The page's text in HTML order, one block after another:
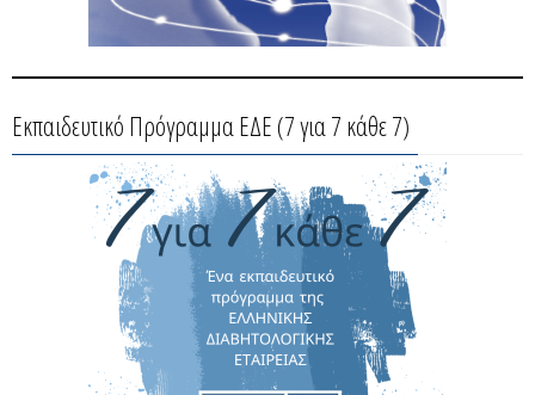
Εκπαιδευτικό Πρόγραμμα ΕΔΕ (7 για 7 κάθε 7)